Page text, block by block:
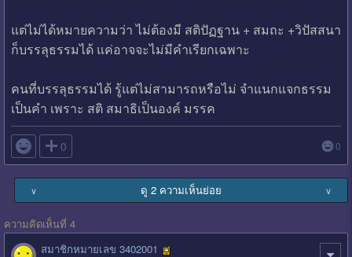
แต่ไม่ได้หมายความว่า ไม่ต้องมี สติปัฏฐาน + สมถะ +วิปัสสนา
ก็บรรลุธรรมได้ แค่อาจจะไม่มีคำเรียกเฉพาะ
คนที่บรรลุธรรมได้ รู้แต่ไม่สามารถหรือไม่ จำแนกแจกธรรม
เป็นคำ เพราะ สติ สมาธิเป็นองค์ มรรค
 0 0
∨ ดู 2 ความเห็นย่อย ∨
ความคิดเห็นที่ 4
สมาชิกหมายเลข 3402001